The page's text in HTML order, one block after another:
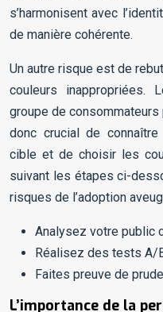
s’harmonisent avec
de manière cohérente.
Un autre risque est de
couleurs inappropriées.
groupe de
donc crucial de
cible et de choisir les
suivant les étapes ci-
risques de l’adoption
Analysez votre public
Réalisez des tests A/
Faites preuve de
L’importance de la